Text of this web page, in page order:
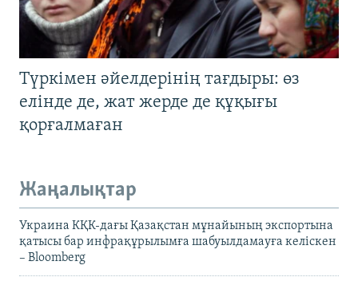
Түркімен әйелдерінің тағдыры: өз
елінде де, жат жерде де құқығы
қорғалмаған
Жаңалықтар
Украина КҚК-дағы Қазақстан мұнайының экспортына
қатысы бар инфрақұрылымға шабуылдамауға келіскен
– Bloomberg